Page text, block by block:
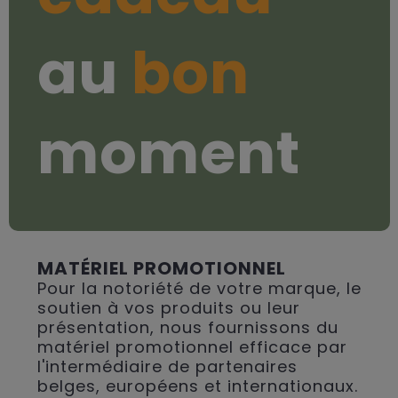
au bon
moment
MATÉRIEL PROMOTIONNEL
Pour la notoriété de votre marque, le
soutien à vos produits ou leur
présentation, nous fournissons du
matériel promotionnel efficace par
l'intermédiaire de partenaires
belges, européens et internationaux.